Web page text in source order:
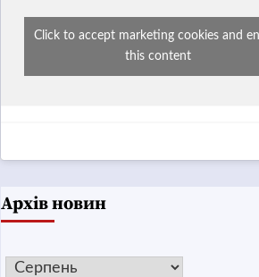
Click to accept marketing cookies and
this content
Архів новин